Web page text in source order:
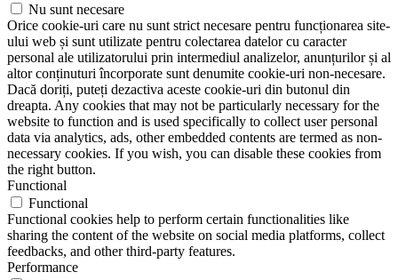
Nu sunt necesare
Orice cookie-uri care nu sunt strict necesare pentru funcționarea site-
ului web și sunt utilizate pentru colectarea datelor cu caracter
personal ale utilizatorului prin intermediul analizelor, anunțurilor și al
altor conținuturi încorporate sunt denumite cookie-uri non-necesare.
Dacă doriți, puteți dezactiva aceste cookie-uri din butonul din
dreapta. Any cookies that may not be particularly necessary for the
website to function and is used specifically to collect user personal
data via analytics, ads, other embedded contents are termed as non-
necessary cookies. If you wish, you can disable these cookies from
the right button.
Functional
Functional
Functional cookies help to perform certain functionalities like
sharing the content of the website on social media platforms, collect
feedbacks, and other third-party features.
Performance